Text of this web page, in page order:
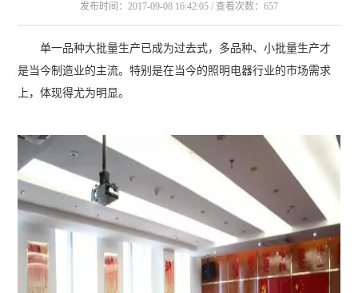
发布时间：2017-09-08 16:42:05 / 查看次数：657
单一品种大批量生产已成为过去式，多品种、小批量生产才
是当今制造业的主流。特别是在当今的照明电器行业的市场需求
上，体现得尤为明显。